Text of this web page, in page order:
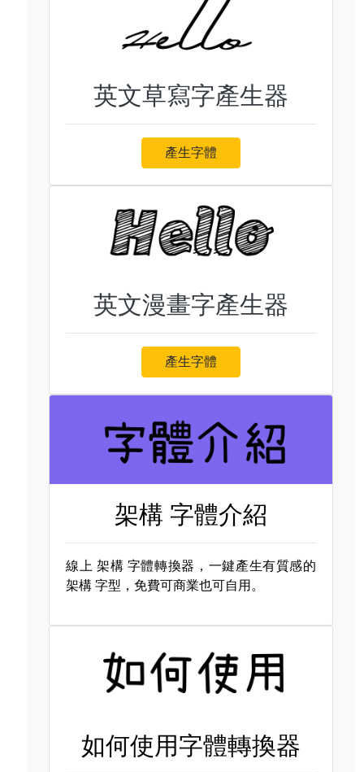
英文草寫字產生器
產生字體
英文漫畫字產生器
產生字體
架構 字體介紹
線上 架構 字體轉換器，一鍵產生有質感的
架構 字型，免費可商業也可自用。
如何使用字體轉換器